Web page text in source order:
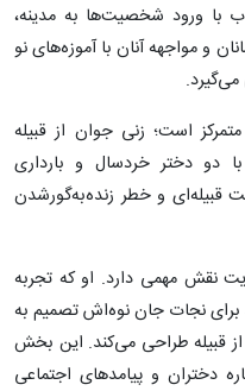
با ورود شخصیت‌ها به مدینه،
و مواجهه آنان با آموزه‌های نو
می‌گیرد.
است؛ زنی جوان از قبیله
دو دختر خردسال و بارداری
و خطر زنده‌به‌گورشدن
نقش مهمی دارد. او که تجربه
نجات جان نوه‌اش تصمیم به
قبیله طراحی می‌کند. این بخش
دختران و پیامدهای اجتماعی